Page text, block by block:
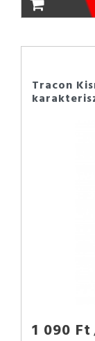
Tracon
1 090 Ft